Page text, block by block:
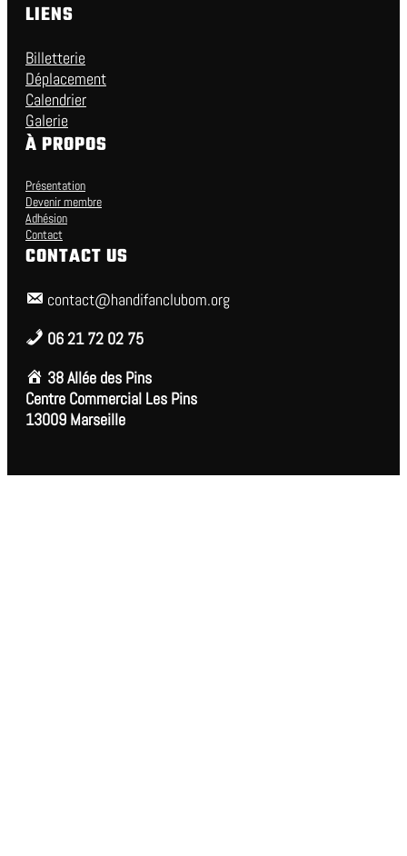
LIENS
Billetterie
Déplacement
Calendrier
Galerie
À PROPOS
Présentation
Devenir membre
Adhésion
Contact
CONTACT US
contact@handifanclubom.org
06 21 72 02 75
38 Allée des Pins
Centre Commercial Les Pins
13009 Marseille